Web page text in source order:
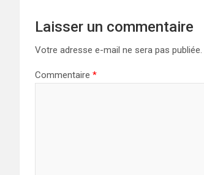
Laisser un commentaire
Votre adresse e-mail ne sera pas publiée.
Commentaire *